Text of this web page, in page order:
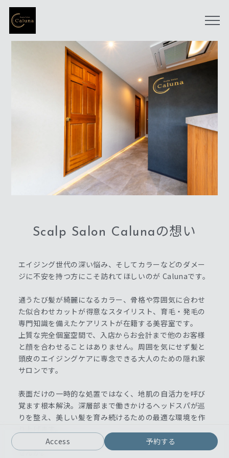
Scalp Salon Calunaの想い
エイジング世代の深い悩み、そしてカラーなどのダメー
ジに不安を持つ方にこそ訪れてほしいのが Calunaです。
通うたび髪が綺麗になるカラー、骨格や雰囲気に合わせ
た似合わせカットが得意なスタイリスト、育毛・発毛の
専門知識を備えたケアリストが在籍する美容室です。
上質な完全個室空間で、入店からお会計まで他のお客様
と顔を合わせることはありません。周囲を気にせず髪と
頭皮のエイジングケアに専念できる大人のための隠れ家
サロンです。
表面だけの一時的な処置ではなく、地肌の自活力を呼び
覚ます根本解決。深層部まで働きかけるヘッドスパが巡
りを整え、美しい髪を育み続けるための最適な環境を作
10年先も笑顔で毎日が輝ける予防美容をここから始めま
せんか。
Access 予約する